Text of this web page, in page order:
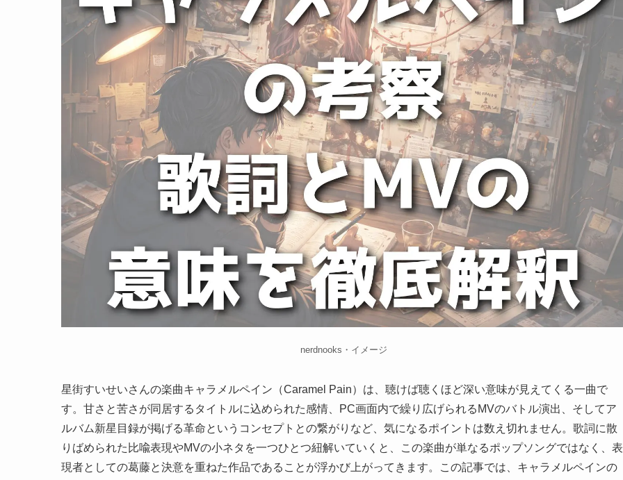
nerdnooks・イメージ
星街すいせいさんの楽曲キャラメルペイン（Caramel Pain）は、聴けば聴くほど深い意味が見えてくる一曲で
す。甘さと苦さが同居するタイトルに込められた感情、PC画面内で繰り広げられるMVのバトル演出、そしてア
ルバム新星目録が掲げる革命というコンセプトとの繋がりなど、気になるポイントは数え切れません。歌詞に散
りばめられた比喩表現やMVの小ネタを一つひとつ紐解いていくと、この楽曲が単なるポップソングではなく、表
現者としての葛藤と決意を重ねた作品であることが浮かび上がってきます。この記事では、キャラメルペインの